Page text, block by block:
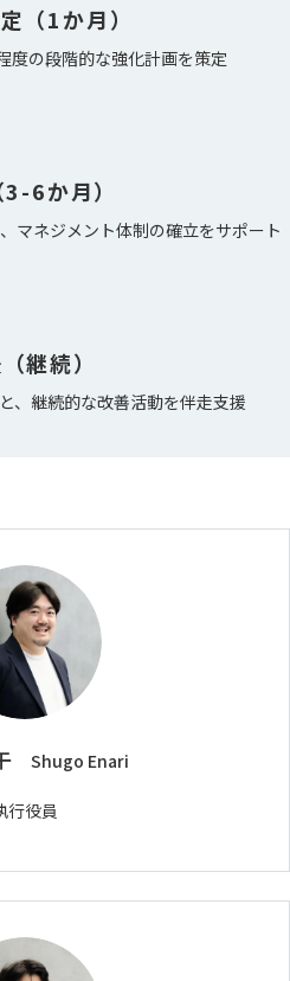
（1か月）
度の段階的な強化計画を策定
6か月）
マネジメント体制の確立をサポート
継続）
、継続的な改善活動を伴走支援
Shugo Enari
行役員